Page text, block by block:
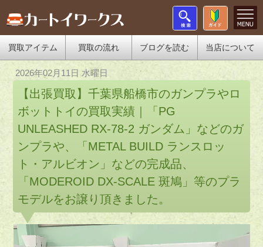
買取アイテム 買取の流れ ブログを読む 当店について
2026年02月11日 水曜日
【出張買取】千葉県船橋市のガンプラやロ
ボットトイの買取実績｜「PG
UNLEASHED RX-78-2 ガンダム」などのガ
ンプラや、「METAL BUILD ランスロッ
ト・アルビオン」などの完成品、
「MODEROID DX-SCALE 斑鳩」等のプラ
モデルをお譲り頂きました。